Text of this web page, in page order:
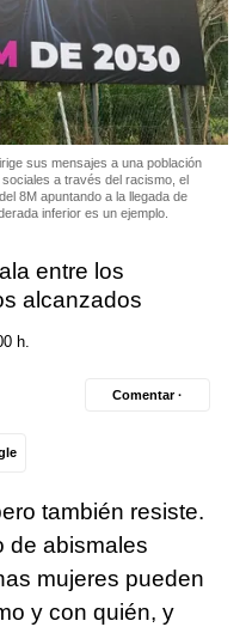
sus mensajes a una población
a través del racismo, el
8M apuntando a la llegada de
inferior es un ejemplo.
entre los
alcanzados
h.
Comentar ·
también resiste.
de abismales
mujeres pueden
y con quién, y